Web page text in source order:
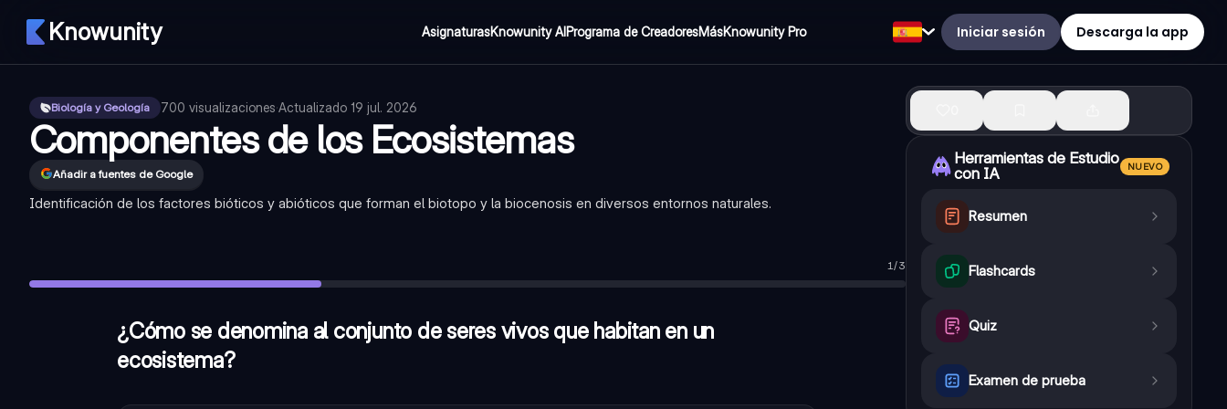
Knowunity AsignaturasKnowunity AIPrograma de CreadoresMásKnowunity Pro Iniciar sesión Descarga la app
Biología y Geología 700 visualizaciones·Actualizado 19 jul. 2026
Componentes de los Ecosistemas
Añadir a fuentes de Google
Identificación de los factores bióticos y abióticos que forman el biotopo y la biocenosis en diversos entornos naturales.
1/3
¿Cómo se denomina al conjunto de seres vivos que habitan en un
ecosistema?
¿Cuál de los siguientes elementos es un factor abiótico de un ecosistema?—La temperatura
Herramientas de Estudio
con IA
NUEVO
Resumen
Flashcards
Quiz
Examen de prueba